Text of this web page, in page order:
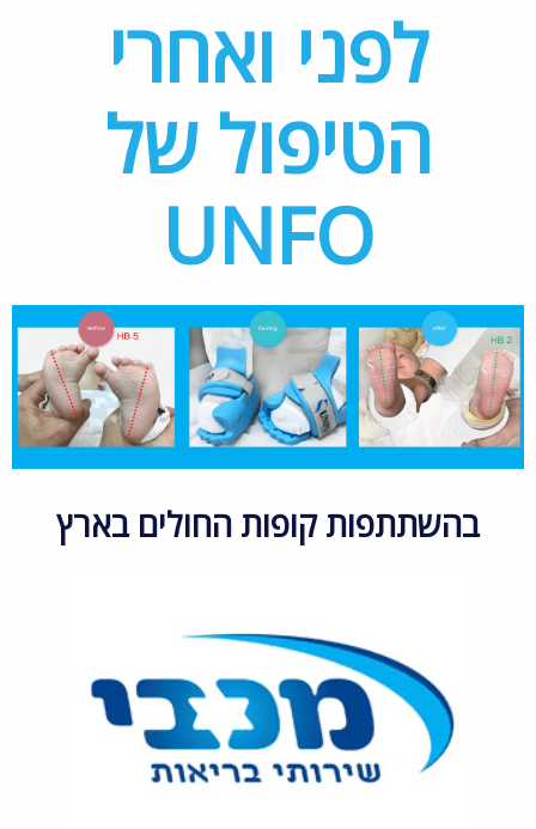
לפני ואחרי
הטיפול של
UNFO
בהשתתפות קופות החולים בארץ